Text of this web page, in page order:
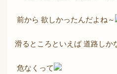
前から 欲しかったんだよね～
滑るところといえば 道路しか
危なくって